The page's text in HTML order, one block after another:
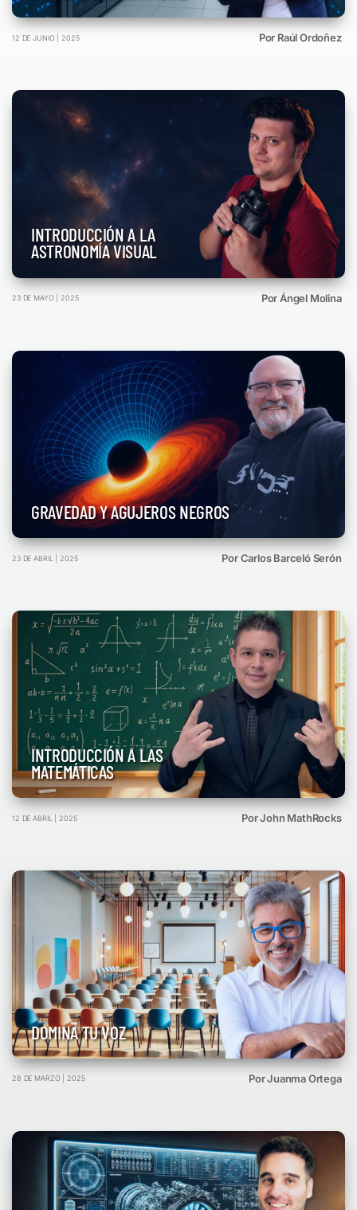
12 DE JUNIO | 2025 Por Raúl Ordoñez
INTRODUCCIÓN A LA
ASTRONOMÍA VISUAL
23 DE MAYO | 2025 Por Ángel Molina
GRAVEDAD Y AGUJEROS NEGROS
23 DE ABRIL | 2025 Por Carlos Barceló Serón
INTRODUCCIÓN A LAS
MATEMÁTICAS
12 DE ABRIL | 2025 Por John MathRocks
DOMINA TU VOZ
28 DE MARZO | 2025 Por Juanma Ortega